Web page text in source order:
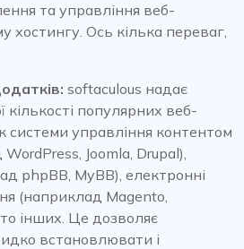
та управління веб-
хостингу. Ось кілька переваг,
softaculous надає
кількості популярних веб-
системи управління контентом
Joomla, Drupal),
phpBB, MyBB), електронні
(наприклад Magento,
інших. Це дозволяє
встановлювати і